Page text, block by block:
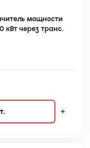
мощности
кВт через транс.